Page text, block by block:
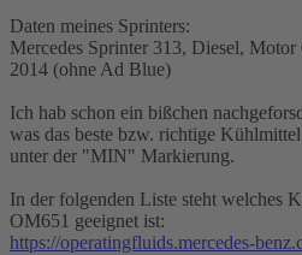
Daten meines Sprinters:
Mercedes Sprinter 313, Diesel,
2014 (ohne Ad Blue)
Ich hab schon ein bißchen
was das beste bzw. richtige
unter der "MIN" Markierung.
In der folgenden Liste steht welches
OM651 geeignet ist:
https://operatingfluids.mercedes-